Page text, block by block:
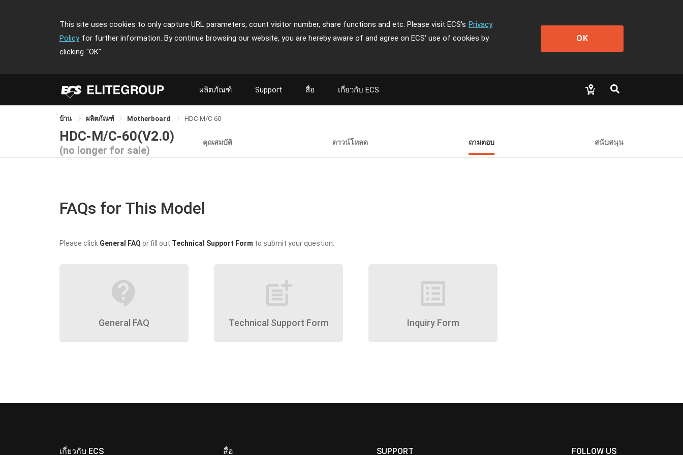
This site uses cookies to only capture URL parameters, count visitor number, share functions and etc. Please visit ECS's Privacy
Policy for further information. By continue browsing our website, you are hereby aware of and agree on ECS' use of cookies by
clicking "OK"
OK
ผลิตภัณฑ์ Support สื่อ เกี่ยวกับ ECS
บ้าน ผลิตภัณฑ์ Motherboard HDC-M/C-60
HDC-M/C-60(V2.0)
(no longer for sale)
คุณสมบัติ ดาวน์โหลด ถามตอบ สนับสนุน
FAQs for This Model
Please click General FAQ or fill out Technical Support Form to submit your question.
contact_support
General FAQ
post_add
Technical Support Form
list_alt
Inquiry Form
เกี่ยวกับ ECS สื่อ SUPPORT FOLLOW US